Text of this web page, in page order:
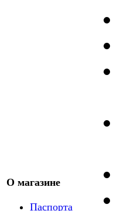
О магазине
Паспорта